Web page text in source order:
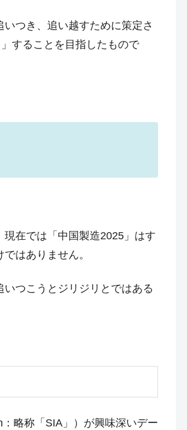
期純利益は前年同期比13.4倍に。
ーキットブレイカーの二段コンボ
付け「ネガティブ」にダウン
？
つき、追い越すために策定さ
することを目指したもので
在では「中国製造2025」はす
はありません。
いつこうとジリジリとではある
略称「SIA」）が興味深いデー